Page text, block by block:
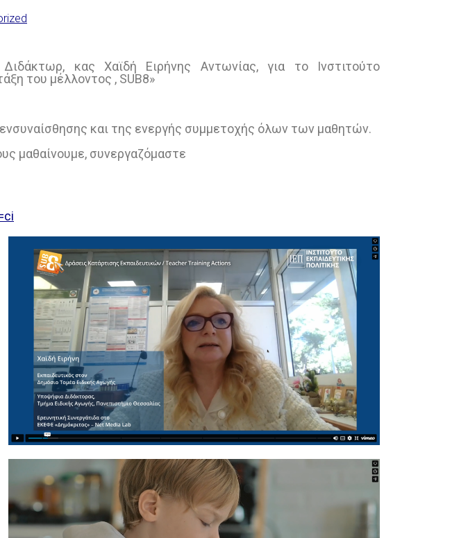
κας Χαϊδή Ειρήνης Αντωνίας, για το Ινστιτούτο
του μέλλοντος , SUB8»
και της ενεργής συμμετοχής όλων των μαθητών.
μαθαίνουμε, συνεργαζόμαστε